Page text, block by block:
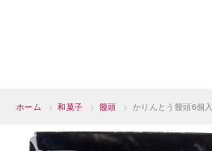
ホーム > 和菓子 > 饅頭 > かりんとう饅頭6個入